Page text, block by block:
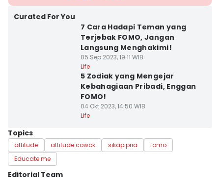
Curated For You
7 Cara Hadapi Teman yang
Terjebak FOMO, Jangan
Langsung Menghakimi!
05 Sep 2023, 19:11 WIB
Life
5 Zodiak yang Mengejar
Kebahagiaan Pribadi, Enggan
FOMO!
04 Okt 2023, 14:50 WIB
Life
Topics
attitude attitude cowok sikap pria
fomo
Educate me
Editorial Team